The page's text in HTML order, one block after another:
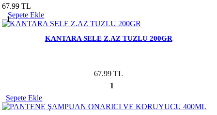
67.99 TL
1
Sepete Ekle
KANTARA SELE Z.AZ TUZLU 200GR
67.99 TL
1
Sepete Ekle